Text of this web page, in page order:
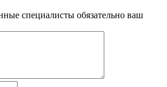
специалисты обязательно ваш